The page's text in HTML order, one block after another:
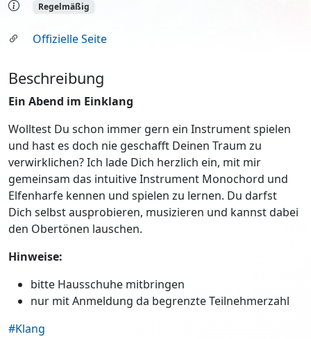
Regelmäßig
Offizielle Seite
Beschreibung
Ein Abend im Einklang
Wolltest Du schon immer gern ein Instrument spielen
und hast es doch nie geschafft Deinen Traum zu
verwirklichen? Ich lade Dich herzlich ein, mit mir
gemeinsam das intuitive Instrument Monochord und
Elfenharfe kennen und spielen zu lernen. Du darfst
Dich selbst ausprobieren, musizieren und kannst dabei
den Obertönen lauschen.
Hinweise:
bitte Hausschuhe mitbringen
nur mit Anmeldung da begrenzte Teilnehmerzahl
#Klang